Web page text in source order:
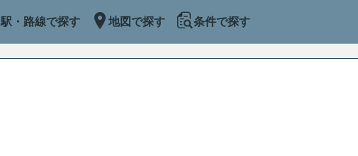
駅・路線で探す 地図で探す 条件で探す